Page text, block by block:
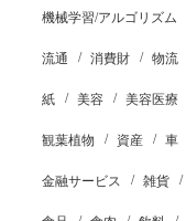
機械学習/アルゴリズム
流通 消費財 物流
紙 美容 美容医療
観葉植物 資産 車
金融サービス 雑貨